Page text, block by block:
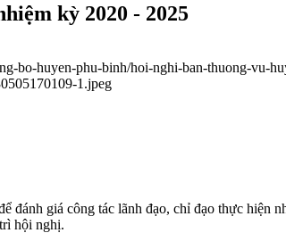
kỳ 2020 - 2025
bo-huyen-phu-binh/hoi-nghi-ban-thuong-vu-
1.jpeg
giá công tác lãnh đạo, chỉ đạo thực hiện
hội nghị.